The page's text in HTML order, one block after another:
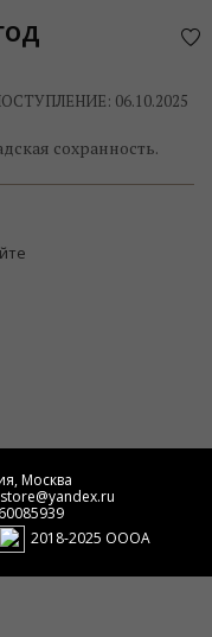
06.10.2025
сохранность.
Москва
2018-2025 ОООА